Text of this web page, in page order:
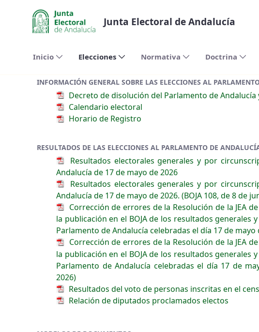
Siirry pääsisältöön
Junta Electoral de Andalucía
Inicio Elecciones Normativa Doctrina
INFORMACIÓN GENERAL SOBRE LAS ELECCIONES AL
Decreto de disolución del Parlamento de
Calendario electoral
Horario de Registro
RESULTADOS DE LAS ELECCIONES AL PARLAMENTO DE
Resultados electorales generales y por
Andalucía de 17 de mayo de 2026
Resultados electorales generales y por
Andalucía de 17 de mayo de 2026. (BOJA 108, de 8 de
Corrección de errores de la Resolución de la JEA
la publicación en el BOJA de los resultados generales
Parlamento de Andalucía celebradas el día 17 de mayo
Corrección de errores de la Resolución de la JEA
la publicación en el BOJA de los resultados generales
Parlamento de Andalucía celebradas el día 17 de
2026)
Resultados del voto de personas inscritas en el
Relación de diputados proclamados electos